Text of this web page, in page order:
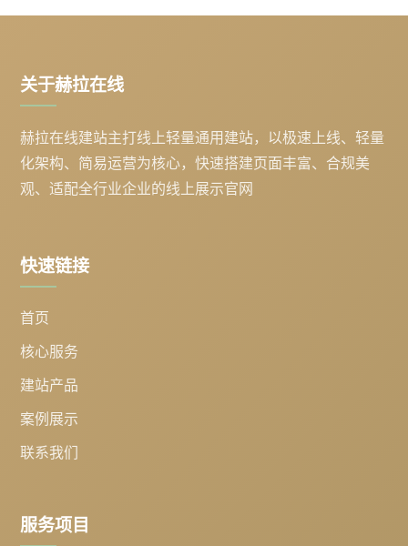
关于赫拉在线
赫拉在线建站主打线上轻量通用建站，以极速上线、轻量
化架构、简易运营为核心，快速搭建页面丰富、合规美
观、适配全行业企业的线上展示官网
快速链接
首页
核心服务
建站产品
案例展示
联系我们
服务项目